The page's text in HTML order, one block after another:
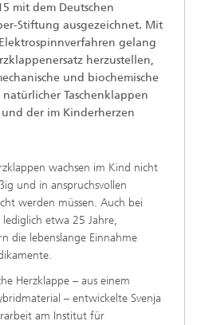
mit dem Deutschen
Stiftung ausgezeichnet. Mit
gelang
herzustellen,
und biochemische
Taschenklappen
der im Kinderherzen
wachsen im Kind nicht
und in anspruchsvollen
werden müssen. Auch bei
lediglich etwa 25 Jahre,
die lebenslange Einnahme
Herzklappe – aus einem
– entwickelte Svenja
am Institut für